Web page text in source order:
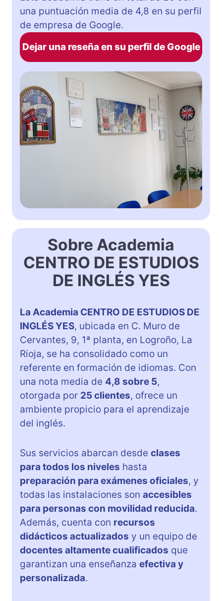
una puntuación media de 4,8 en su perfil
de empresa de Google.
Dejar una reseña en su perfil de Google
Sobre Academia
CENTRO DE ESTUDIOS
DE INGLÉS YES
La Academia CENTRO DE ESTUDIOS DE
INGLÉS YES, ubicada en C. Muro de
Cervantes, 9, 1ª planta, en Logroño, La
Rioja, se ha consolidado como un
referente en formación de idiomas. Con
una nota media de 4,8 sobre 5,
otorgada por 25 clientes, ofrece un
ambiente propicio para el aprendizaje
del inglés.
Sus servicios abarcan desde clases
para todos los niveles hasta
preparación para exámenes oficiales, y
todas las instalaciones son accesibles
para personas con movilidad reducida.
Además, cuenta con recursos
didácticos actualizados y un equipo de
docentes altamente cualificados que
garantizan una enseñanza efectiva y
personalizada.